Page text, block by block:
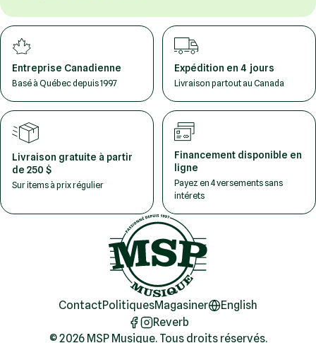
Entreprise Canadienne
Basé à Québec depuis 1997
Expédition en 4 jours
Livraison partout au Canada
Livraison gratuite à partir
de 250 $
Sur items à prix régulier
Financement disponible en
ligne
Payez en 4 versements sans
intérets
ContactPolitiquesMagasiner
English
Reverb
© 2026 MSP Musique. Tous droits réservés.